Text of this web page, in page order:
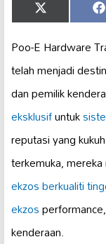
Share
on
X
(Twitter)
Poo-E Hardware
telah menjadi
dan pemilik
eksklusifuntuk
reputasi yang
terkemuka,
ekzos berkualiti
ekzos
kenderaan.